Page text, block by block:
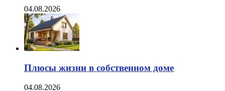
04.08.2026
Плюсы жизни в собственном доме
04.08.2026